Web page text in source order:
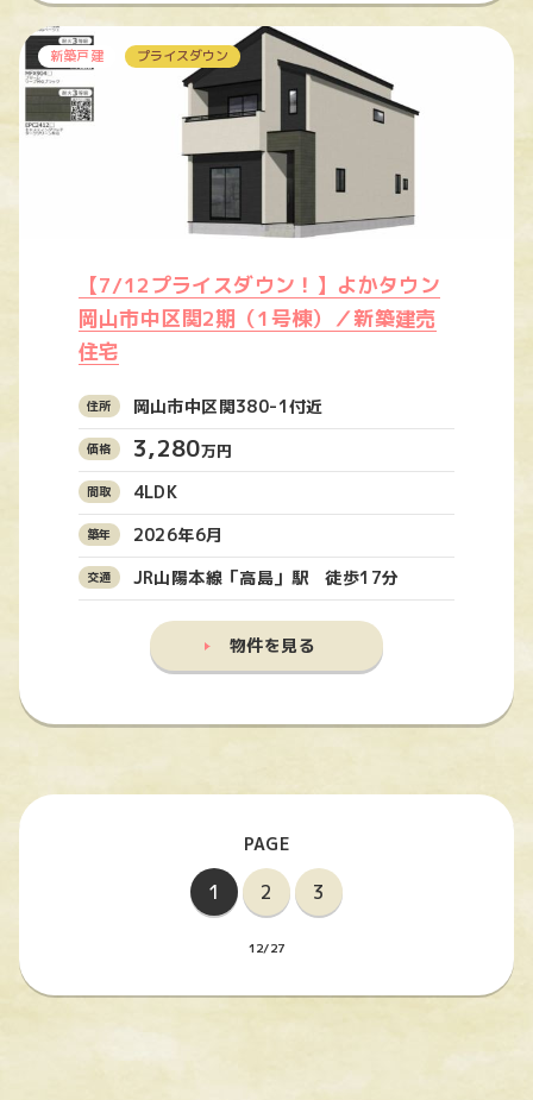
新築戸建 プライスダウン
【7/12プライスダウン！】よかタウン
岡山市中区関2期（1号棟）／新築建売
住宅
岡山市中区関380-1付近
3,280万円
4LDK
2026年6月
JR山陽本線「高島」駅 徒歩17分
物件を見る
1 2 3
12/27